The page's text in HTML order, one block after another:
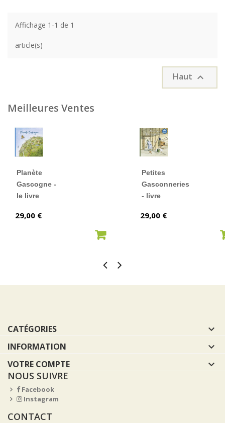
Affichage 1-1 de 1
article(s)
Haut 
Meilleures Ventes
Planète
Gascogne -
le livre
Prix
29,00 €
Petites
Gasconneries
- livre
Prix
29,00 €
CATÉGORIES 
INFORMATION 
VOTRE COMPTE

NOUS SUIVRE
Facebook
Instagram
CONTACT